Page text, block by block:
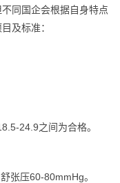
同国企会根据自身特点
及标准：
24.9之间为合格。
张压60-80mmHg。